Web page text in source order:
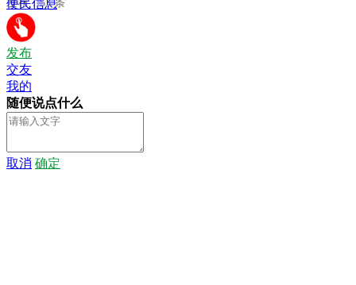
便民信息
发布
交友
我的
随便说点什么
取消 确定